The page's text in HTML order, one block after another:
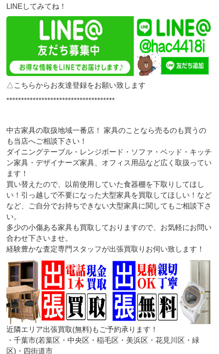
LINEしてみてね！
△こちらからお友達登録をお願い致します
*************************************
中古家具の取扱地域一番店！ 家具のことなら売るのも買うの
も当店へご相談下さい！
ダイニングテーブル・レンジボード・ソファ・ベッド・キッチ
ン家具・デザイナーズ家具、オフィス用品など広く取扱ってい
ます！
買い替えたので、以前使用していた食器棚を下取りしてほし
い！引っ越しで不要になった大型家具を買取してほしい！など
など、ご自分でお持ちできない大型家具に関してもご相談下さ
い。
多少の小傷ある家具も買取しておりますので、お気軽にお問い
合わせ下さいませ。
経験豊かな査定専門スタッフが出張買取りお伺い致します！
近隣エリア出張買取(無料)もご予約承ります！
・千葉市(若葉区・中央区・稲毛区・美浜区・花見川区・緑
区)・四街道市